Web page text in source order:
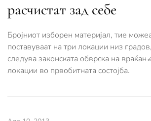
расчистат зад себе
Бројниот изборен материјал, тие
поставуваат на три локации низ
следува законската обврска на
локации во првобитната состојба.